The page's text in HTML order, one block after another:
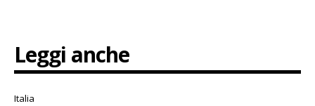
Leggi anche
Italia